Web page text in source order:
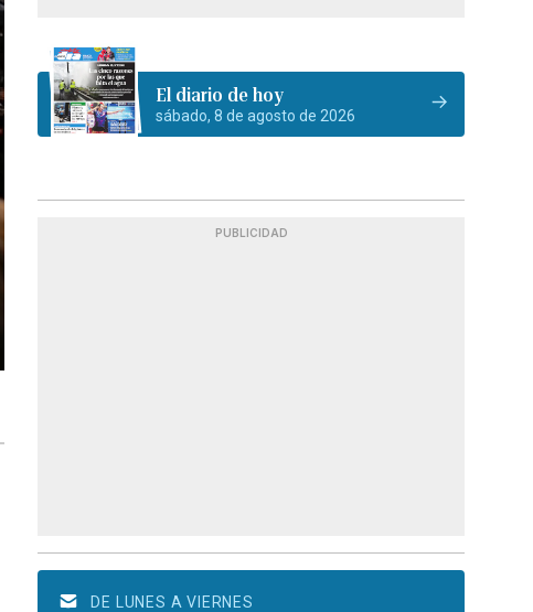
El diario de hoy
sábado, 8 de agosto de 2026
PUBLICIDAD
DE LUNES A VIERNES